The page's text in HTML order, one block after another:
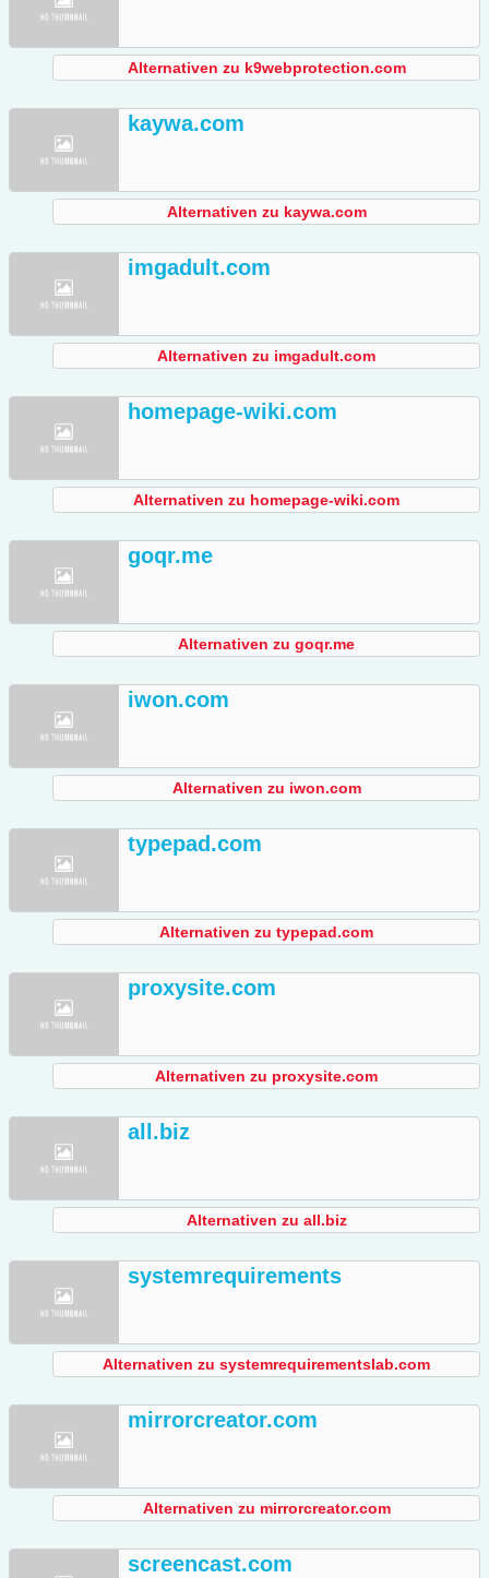
Alternativen zu k9webprotection.com
kaywa.com
Alternativen zu kaywa.com
imgadult.com
Alternativen zu imgadult.com
homepage-wiki.com
Alternativen zu homepage-wiki.com
goqr.me
Alternativen zu goqr.me
iwon.com
Alternativen zu iwon.com
typepad.com
Alternativen zu typepad.com
proxysite.com
Alternativen zu proxysite.com
all.biz
Alternativen zu all.biz
systemrequirements
Alternativen zu systemrequirementslab.com
mirrorcreator.com
Alternativen zu mirrorcreator.com
screencast.com